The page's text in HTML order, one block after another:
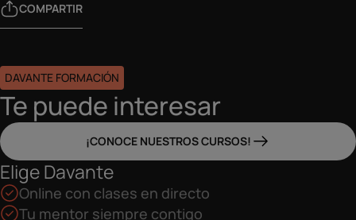
COMPARTIR
DAVANTE FORMACIÓN
Te puede interesar
¡CONOCE NUESTROS CURSOS!
Elige Davante
Online con clases en directo
Tu mentor siempre contigo